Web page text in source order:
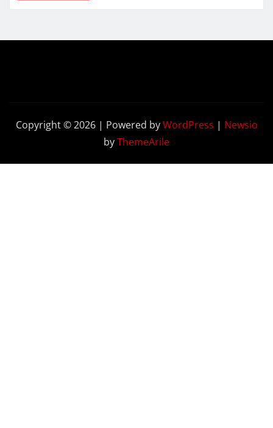
Copyright © 2026 | Powered byWordPress | Newsio
byThemeArile